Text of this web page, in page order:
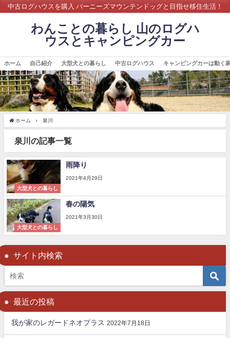
中古ログハウスを購入 バーニーズマウンテンドッグと目指せ移住生活！
わんことの暮らし 山のログハ
ウスとキャンピングカー
ホーム 自己紹介 大型犬との暮らし 中古ログハウス キャンピングカーは動く
ホーム 泉川
泉川の記事一覧
大型犬との暮らし
雨降り
2021年4月29日
大型犬との暮らし
春の陽気
2021年3月30日
サイト内検索
最近の投稿
我が家のレガードネオプラス 2022年7月18日